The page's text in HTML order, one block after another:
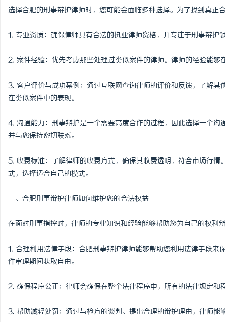
选择合肥的刑事辩护律师时，您可能会面临多种选择。为了找到真正
1. 专业资质：确保律师具有合法的执业律师资格，并专注于刑事辩
2. 案件经验：优先考虑那些处理过类似案件的律师。律师的经验能
3. 客户评价与成功案例：通过互联网查询律师的评价和反馈，了解
在类似案件中的表现。
4. 沟通能力：刑事辩护是一个需要高度合作的过程，因此选择一个
并与您保持密切联系。
5. 收费标准：了解律师的收费方式，确保其收费透明，符合市场行
式，选择适合自己的模式。
三、合肥刑事辩护律师如何维护您的合法权益
在面对刑事指控时，律师的专业知识和经验能够帮助您为自己的权利
1. 合理利用法律手段：合肥刑事辩护律师能够帮助您利用法律手段
件审理期间获取自由。
2. 确保程序公正：律师会确保在整个法律程序中，所有的法律规定
3. 帮助减轻处罚：通过与检方的谈判、提出合理的辩护理由，律师